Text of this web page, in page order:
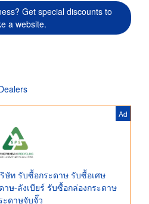
Get special discounts to
a website.
Ad
ษัท รับซื้อกระดาษ รับซื้อเศษ
าษ-ลังเบียร์ รับซื้อกล่องกระดาษ
ดาษจับจั๊ว